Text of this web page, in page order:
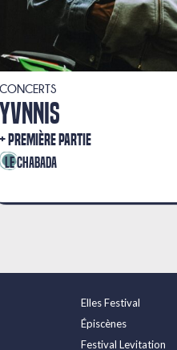
CONCERTS
YVNNIS
PREMIÈRE PARTIE
Le Chabada
Elles Festival
Épiscènes
Festival Levitation